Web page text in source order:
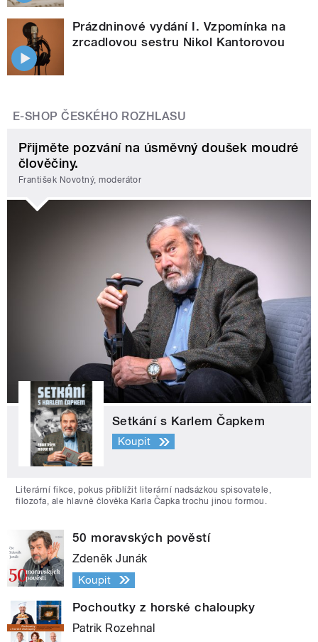
Prázdninové vydání I. Vzpomínka na
zrcadlovou sestru Nikol Kantorovou
E-SHOP ČESKÉHO ROZHLASU
Přijměte pozvání na úsměvný doušek moudré
člověčiny.
František Novotný, moderátor
Setkání s Karlem Čapkem
Koupit
Literární fikce, pokus přiblížit literární nadsázkou spisovatele,
filozofa, ale hlavně člověka Karla Čapka trochu jinou formou.
50 moravských pověstí
Zdeněk Junák
Koupit
Pochoutky z horské chaloupky
Patrik Rozehnal